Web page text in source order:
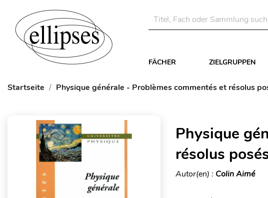
FÄCHER ZIELGRUPPEN
Startseite Physique générale - Problèmes commentés et résolus
Physique
résolus
Autor(en) : Colin Aimé